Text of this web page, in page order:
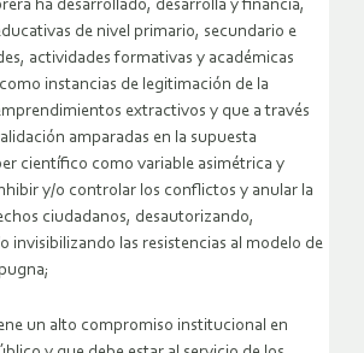
ha desarrollado, desarrolla y financia,
de nivel primario, secundario e
actividades formativas y académicas
instancias de legitimación de la
extractivos y que a través
amparadas en la supuesta
científico como variable asimétrica y
y/o controlar los conflictos y anular la
ciudadanos, desautorizando,
invisibilizando las resistencias al modelo de
un alto compromiso institucional en